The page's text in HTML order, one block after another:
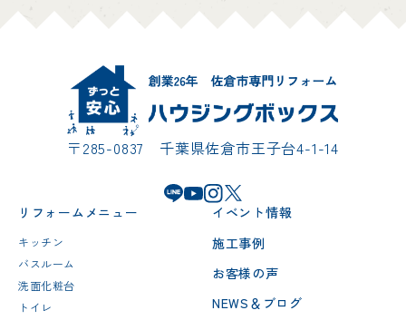
〒285-0837 千葉県佐倉市王子台4-1-14
リフォームメニュー
キッチン
バスルーム
洗面化粧台
トイレ
イベント情報
施工事例
お客様の声
NEWS＆ブログ